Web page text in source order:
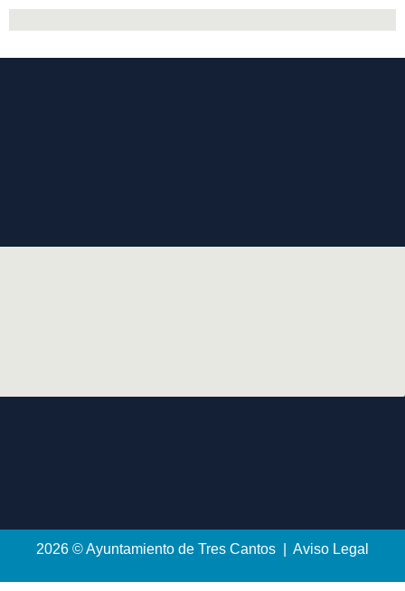
2026 © Ayuntamiento de Tres Cantos | Aviso Legal